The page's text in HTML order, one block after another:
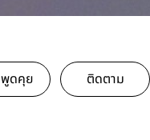
พูดคุย ติดตาม